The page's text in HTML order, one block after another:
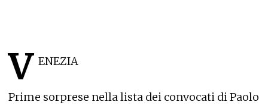
V ENEZIA
Prime sorprese nella lista dei convocati di Paolo